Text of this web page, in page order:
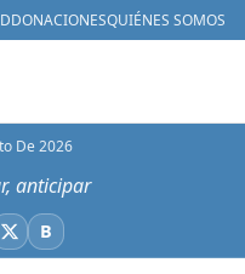
DONACIONESQUIÉNES SOMOS
De 2026
anticipar
X BBluesky